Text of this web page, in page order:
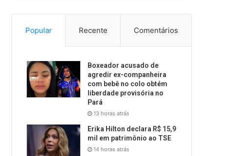
Popular Recente Comentários
Boxeador acusado de
agredir ex-companheira
com bebê no colo obtém
liberdade provisória no
Pará
13 horas atrás
Erika Hilton declara R$ 15,9
mil em patrimônio ao TSE
14 horas atrás